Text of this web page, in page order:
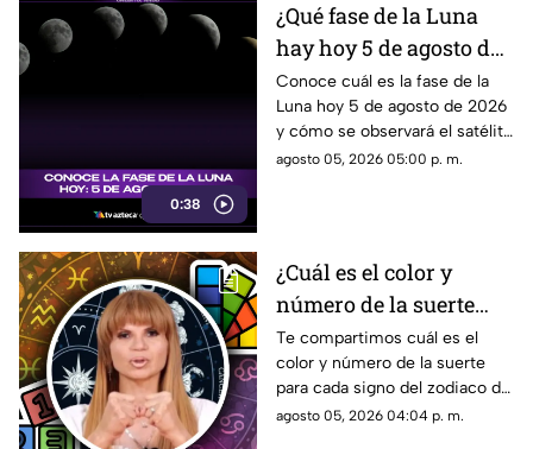
0:38
¿Qué fase de la Luna
hay hoy 5 de agosto de
2026? Descubre cómo
se verá el satélite esta
noche
Conoce cuál es la fase de la
Luna hoy 5 de agosto de 2026
y cómo se observará el satélite
natural durante la noche.
agosto 05, 2026 05:00 p. m.
¿Cuál es el color y
número de la suerte
HOY, 5 de agosto de
2026? Predicciones de
Mhoni Vidente para
cada signo este
Te compartimos cuál es el
color y número de la suerte
para cada signo del zodiaco de
acuerdo al horóscopo de
agosto 05, 2026 04:04 p. m.